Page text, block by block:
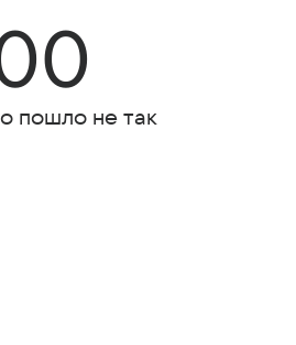
пошло не так